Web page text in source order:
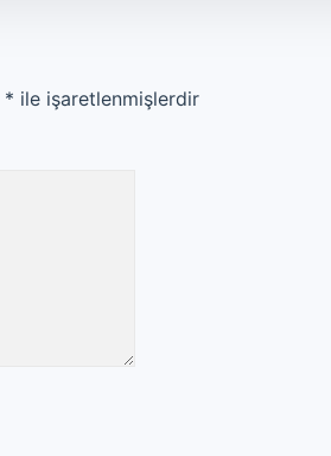
* ile işaretlenmişlerdir